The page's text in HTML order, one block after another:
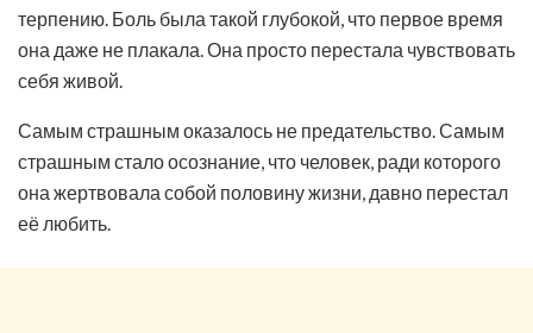
терпению. Боль была такой глубокой, что первое время
она даже не плакала. Она просто перестала чувствовать
себя живой.
Самым страшным оказалось не предательство. Самым
страшным стало осознание, что человек, ради которого
она жертвовала собой половину жизни, давно перестал
её любить.